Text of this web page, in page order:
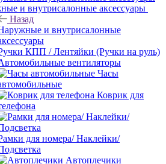
и внутрисалонные аксессуары
Назад
и внутрисалонные
КПП / Лентяйки (Ручки на руль)
вентиляторы
Часы
Коврик для
для номера/ Наклейки/
Автоплечики